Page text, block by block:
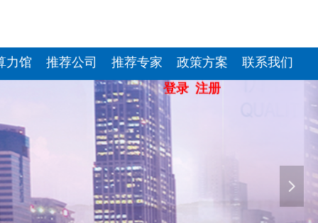
力馆 推荐公司 推荐专家 政策方案
联系我们
登录 注册
넲